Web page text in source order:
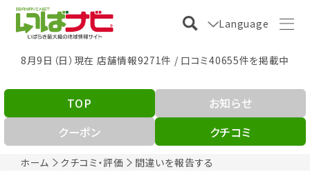
Language
8月9日（日）現在 店舗情報9271件 / 口コミ40655件を掲載中
ホーム クチコミ・評価 間違いを報告する
TOP
お知らせ
クーポン
クチコミ